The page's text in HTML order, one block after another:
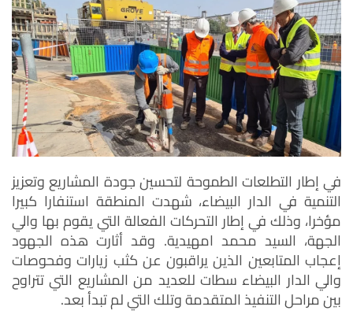
في إطار التطلعات الطموحة لتحسين جودة المشاريع وتعزيز
التنمية في الدار البيضاء، شهدت المنطقة استنفارا كبيرا
مؤخرا، وذلك في إطار التحركات الفعالة التي يقوم بها والي
الجهة، السيد محمد امهيدية. وقد أثارت هذه الجهود
إعجاب المتابعين الذين يراقبون عن كثب زيارات وفحوصات
والي الدار البيضاء سطات للعديد من المشاريع التي تتراوح
بين مراحل التنفيذ المتقدمة وتلك التي لم تبدأ بعد.